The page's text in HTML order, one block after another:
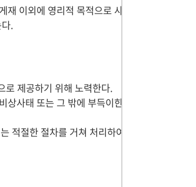
재 이외에 영리적 목적으로 사
.
제공하기 위해 노력한다.
사태 또는 그 밖에 부득이한
적절한 절차를 거쳐 처리하여